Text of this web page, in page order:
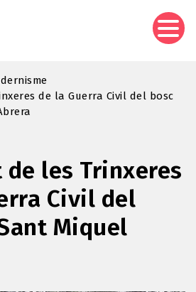
de la Guerra Civil del bosc
de les Trinxeres
Civil del
Miquel